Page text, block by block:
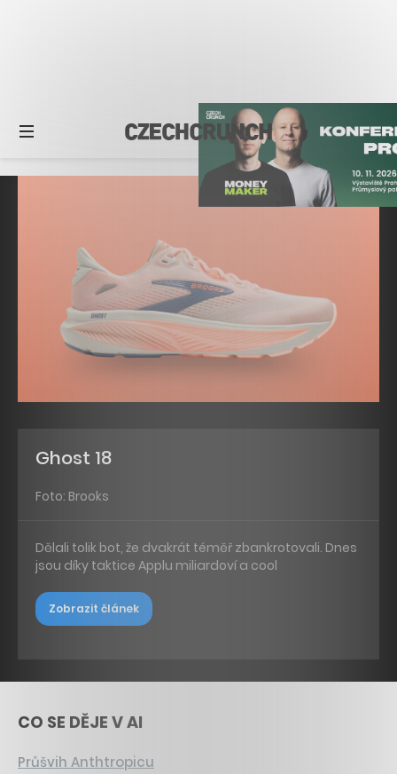
Ghost 18
Foto: Brooks
Dělali tolik bot, že dvakrát téměř zbankrotovali. Dnes
jsou díky taktice Applu miliardoví a cool
Zobrazit článek
CO SE DĚJE V AI
Průšvih Anthtropicu